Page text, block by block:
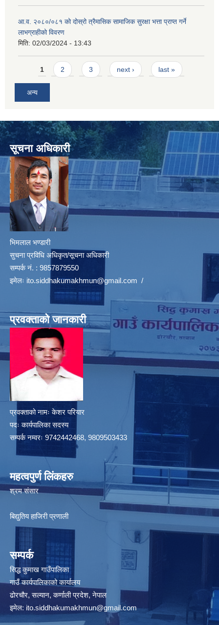
आ.व. २०८०/०८१ को दोस्रो त्रैमासिक सामाजिक सुरक्षा भत्ता प्राप्त गर्ने
लाभग्राहीको विवरण
मिति: 02/03/2024 - 13:43
Pages
1 2 3 next › last »
अन्य
सूचना अधिकारी
भिमलाल भण्डारी
सुचना प्रविधि अधिकृत/सूचना अधिकारी
सम्पर्क नं. : 9857879550
इमेलः ito.siddhakumakhmun@gmail.com /
प्रवक्ताको जानकारी
प्रवक्ताको नामः केशर परियार
पदः कार्यपालिका सदस्य
सम्पर्क नम्वरः 9742442468, 9809503433
महत्वपुर्ण लिंकहरु
श्रम संसार
बिद्युतिय हाजिरी प्रणाली
सम्पर्क
सिद्ध कुमाख गाउँपालिका
गाउँ कार्यपालिकाको कार्यालय
ढोरचौर, सल्यान, कर्णाली प्रदेश, नेपाल
इमेल: ito.siddhakumakhmun@gmail.com